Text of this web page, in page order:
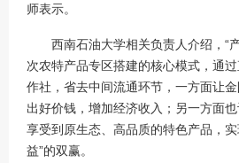
师表示。
西南石油大学相关负责人介绍，“
次农特产品专区搭建的核心模式，通
作社，省去中间流通环节，一方面让
出好价钱，增加经济收入；另一方面
享受到原生态、高品质的特色产品，
益”的双赢。